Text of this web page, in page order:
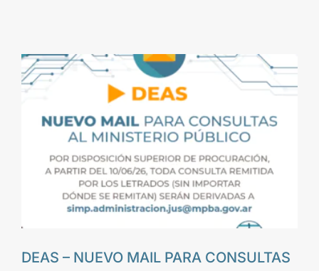
DEAS – NUEVO MAIL PARA CONSULTAS